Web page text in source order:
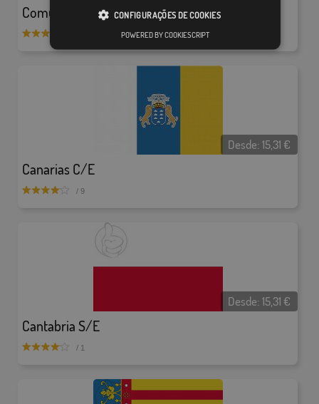
Comunidad de Madrid
Canarias C/E
Desde:15,31 €
/ 9
Cantabria S/E
Desde:15,31 €
/ 1
CONFIGURAÇÕES DE COOKIES
POWERED BY COOKIESCRIPT